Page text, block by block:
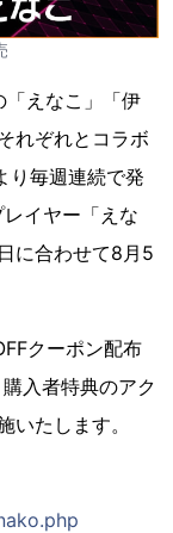
「えなこ」「伊
れぞれとコラボ
り毎週連続で発
イヤー「えな
に合わせて8月5
クーポン配布
入者特典のアク
いたします。